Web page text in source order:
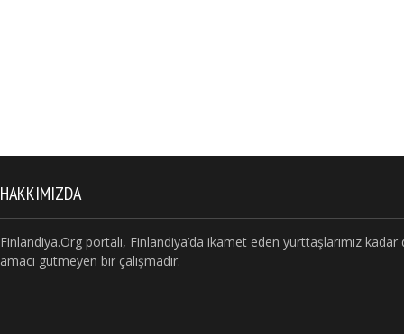
HAKKIMIZDA
Finlandiya.Org portalı, Finlandiya’da ikamet eden yurttaşlarımız
amacı gütmeyen bir çalışmadır.